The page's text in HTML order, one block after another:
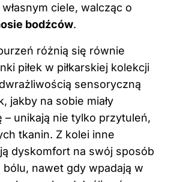
ciele, walcząc o
bodźców.
różnią się równie
piłek w piłkarskiej kolekcji
sensoryczną
jakby na sobie miały
– unikają nie tylko przytuleń,
tkanin. Z kolei inne
dyskomfort na swój sposób
bólu, nawet gdy wpadają w